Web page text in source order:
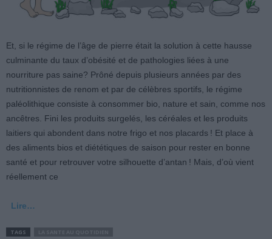
Et, si le régime de l’âge de pierre était la solution à cette hausse
culminante du taux d’obésité et de pathologies liées à une
nourriture pas saine? Prôné depuis plusieurs années par des
nutritionnistes de renom et par de célèbres sportifs, le régime
paléolithique consiste à consommer bio, nature et sain, comme nos
ancêtres. Fini les produits surgelés, les céréales et les produits
laitiers qui abondent dans notre frigo et nos placards ! Et place à
des aliments bios et diététiques de saison pour rester en bonne
santé et pour retrouver votre silhouette d’antan ! Mais, d’où vient
réellement ce
Lire…
TAGS